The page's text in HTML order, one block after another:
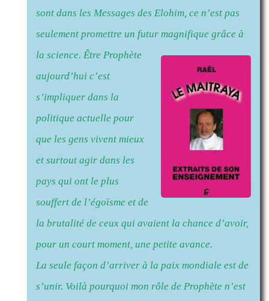
sont dans les Messages des Elohim, ce n’est pas
seulement promettre un futur magnifique grâce à
la science. Être Prophète
aujourd’hui c’est
s’impliquer dans la
politique actuelle pour
que les gens vivent mieux
et surtout agir dans les
pays qui ont le plus
souffert de l’égoïsme et de
la brutalité de ceux qui avaient la chance d’avoir,
pour un court moment, une petite avance.
La seule façon d’arriver à la paix mondiale est de
s’unir. Voilà pourquoi mon rôle de Prophète n’est